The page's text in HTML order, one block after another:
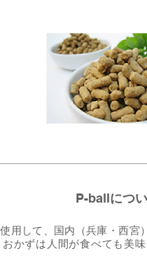
P-ballにつ
用して、国内（兵庫・西宮
かずは人間が食べても美